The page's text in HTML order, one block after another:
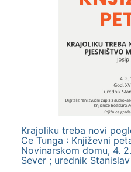
Krajoliku treba novi
Ce Tunga : Književni
Novinarskom domu, 4.
Sever ; urednik